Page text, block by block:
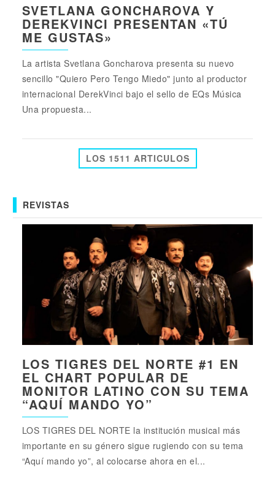
SVETLANA GONCHAROVA Y
DEREKVINCI PRESENTAN «TÚ
ME GUSTAS»
La artista Svetlana Goncharova presenta su nuevo
sencillo "Quiero Pero Tengo Miedo" junto al productor
internacional DerekVinci bajo el sello de EQs Música
Una propuesta...
LOS 1511 ARTICULOS
REVISTAS
LOS TIGRES DEL NORTE #1 EN
EL CHART POPULAR DE
MONITOR LATINO CON SU TEMA
“AQUÍ MANDO YO”
LOS TIGRES DEL NORTE la institución musical más
importante en su género sigue rugiendo con su tema
“Aquí mando yo”, al colocarse ahora en el...